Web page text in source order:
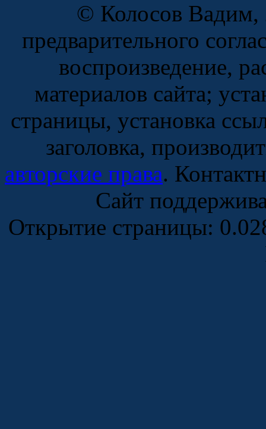
© Колосов Вадим,
предварительного
воспроизведение,
материалов сайта;
страницы, установка
заголовка,
авторские права.
Сайт
Открытие страницы: